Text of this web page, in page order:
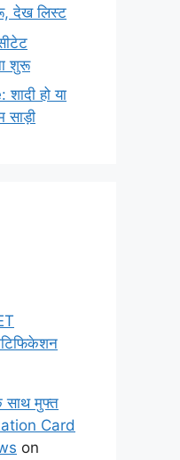
देख लिस्ट
शुरू
हो या
साड़ी
साथ मुफ्त
Card
on